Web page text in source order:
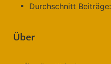
Durchschnitt Beiträge:
Über